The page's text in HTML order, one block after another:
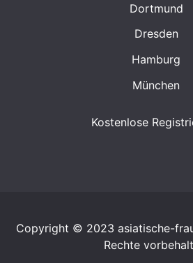
Dortmund
Dresden
Hamburg
München
Kostenlose
Copyright © 2023 asiatische-
Rechte